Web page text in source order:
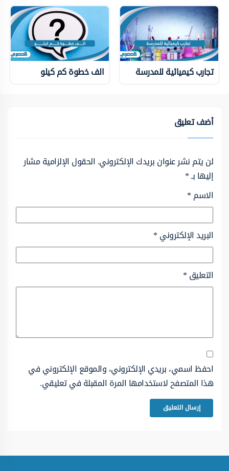
تجارب كيميائية للمدرسة الف خطوة كم كيلو
أضف تعليق
لن يتم نشر عنوان بريدك الإلكتروني. الحقول الإلزامية مشار
إليها بـ*
الاسم*
البريد الإلكتروني*
التعليق*
احفظ اسمي، بريدي الإلكتروني، والموقع الإلكتروني في
هذا المتصفح لاستخدامها المرة المقبلة في تعليقي.